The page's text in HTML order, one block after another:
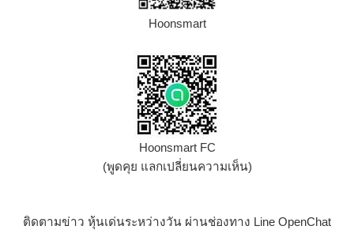
Hoonsmart
Hoonsmart FC
(พูดคุย แลกเปลี่ยนความเห็น)
ติดตามข่าว หุ้นเด่นระหว่างวัน ผ่านช่องทาง Line OpenChat